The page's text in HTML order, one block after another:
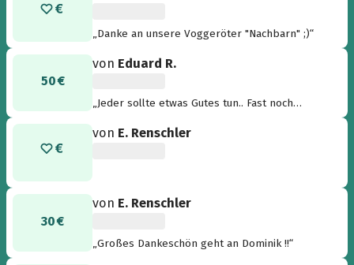
„Danke an unsere Voggeröter "Nachbarn" ;)“
50 €
von Eduard R.
„Jeder sollte etwas Gutes tun.. Fast noch
wissen wohin die Spende geht und vorallem
von E. Renschler
30 €
von E. Renschler
„Großes Dankeschön geht an Dominik !!“